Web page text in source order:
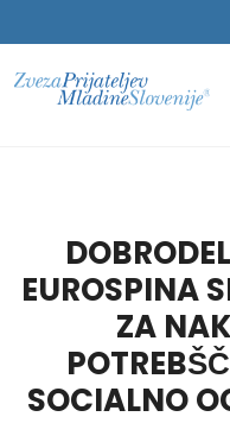
EUROSPINA
ZA
SOCIALNO